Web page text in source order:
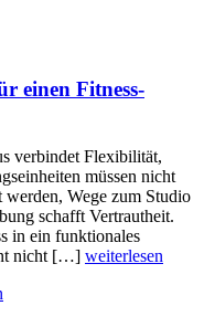
einen Fitness-
verbindet Flexibilität,
müssen nicht
werden, Wege zum Studio
schafft Vertrautheit.
in ein funktionales
nicht […] weiterlesen